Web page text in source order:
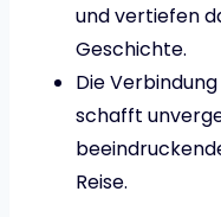
und vertiefen
Geschichte.
Die
schafft
Reise.